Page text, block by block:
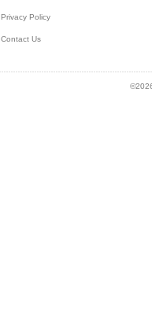
Privacy Policy
Contact Us